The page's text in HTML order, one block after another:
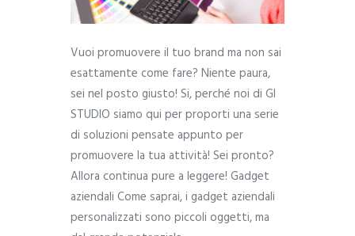
Vuoi promuovere il tuo brand ma non sai
esattamente come fare? Niente paura,
sei nel posto giusto! Si, perché noi di GI
STUDIO siamo qui per proporti una serie
di soluzioni pensate appunto per
promuovere la tua attività! Sei pronto?
Allora continua pure a leggere! Gadget
aziendali Come saprai, i gadget aziendali
personalizzati sono piccoli oggetti, ma